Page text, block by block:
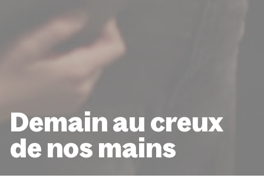
Demain au creux
de nos mains